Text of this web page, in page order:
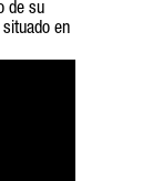
de su
en